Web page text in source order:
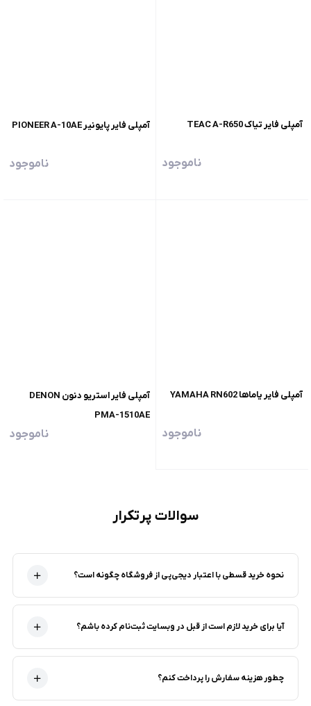
آمپلی فایر تیاک TEAC A-R650
ناموجود
آمپلی فایر پایونیر PIONEER A-10AE
ناموجود
آمپلی فایر یاماها YAMAHA RN602
ناموجود
آمپلی فایر استریو دنون DENON
PMA-1510AE
ناموجود
سوالات پرتکرار
نحوه خرید قسطی با اعتبار دیجی‌پی از فروشگاه‌ چگونه است؟
آیا برای خرید لازم است از قبل در وبسایت ثبت‌نام کرده باشم؟
چطور هزینه سفارش را پرداخت کنم؟